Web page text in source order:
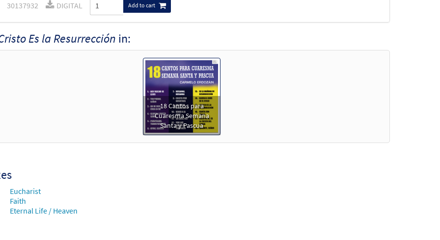
30137932 DIGITAL Add to cart
Es la Resurrección in:
18 Cantos para
Cuaresma Semana
Santa y Pascua
Eucharist
Faith
Eternal Life / Heaven